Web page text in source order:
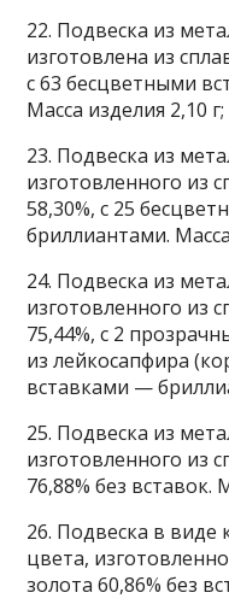
22. Подвеска из
изготовлена из
с 63 бесцветными
Масса изделия 2,10 г;
23. Подвеска из
изготовленного из
58,30%, с 25
бриллиантами.
24. Подвеска из
изготовленного из
75,44%, с 2
из лейкосапфира
вставками —
25. Подвеска из
изготовленного из
76,88% без вставок.
26. Подвеска в виде
цвета,
золота 60,86% без